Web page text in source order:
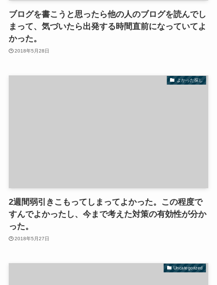
ブログを書こうと思ったら他の人のブログを読んでし
まって、気づいたら出発する時間直前になっていてよ
かった。
2018年5月28日
よかった探し
2週間弱引きこもってしまってよかった。この程度で
すんでよかったし、今まで考えた対策の有効性が分か
った。
2018年5月27日
Uncategorized